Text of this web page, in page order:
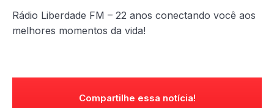
Rádio Liberdade FM – 22 anos conectando você aos
melhores momentos da vida!
Compartilhe essa notícia!